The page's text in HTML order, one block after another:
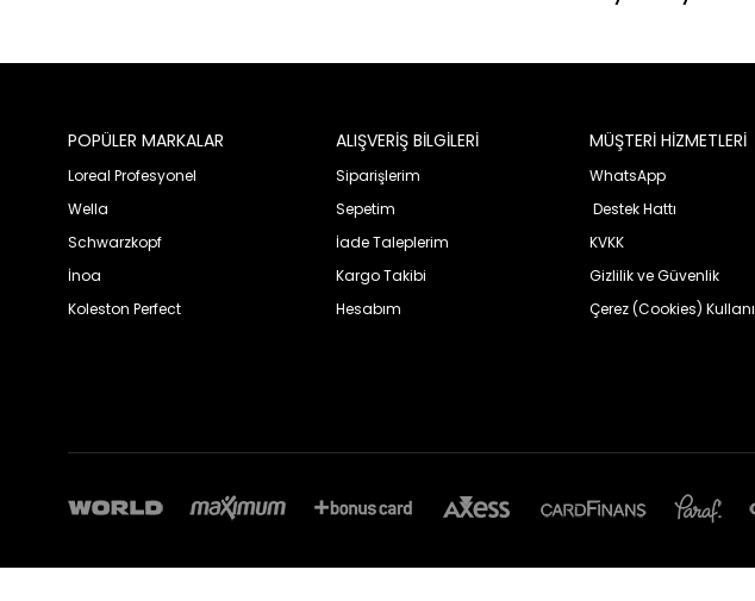
POPÜLER MARKALAR
Loreal Profesyonel
Wella
Schwarzkopf
İnoa
Koleston Perfect
ALIŞVERİŞ BİLGİLERİ
Siparişlerim
Sepetim
İade Taleplerim
Kargo Takibi
Hesabım
MÜŞTERİ HİZMETLERİ
WhatsApp
Destek Hattı
KVKK
Gizlilik ve Güvenlik
Çerez (Cookies)